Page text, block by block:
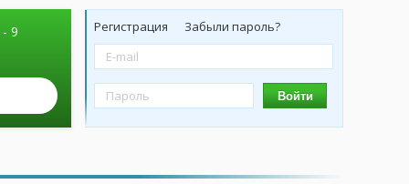
9
Регистрация Забыли пароль?
Войти